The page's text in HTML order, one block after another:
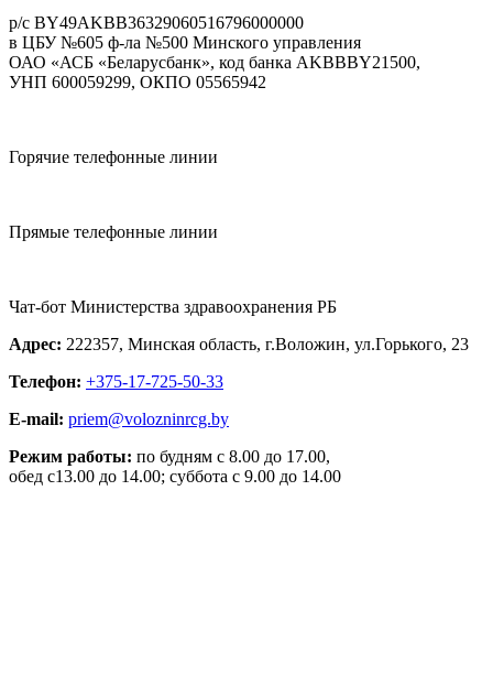
p/c BY49AKBB36329060516796000000
в ЦБУ №605 ф-ла №500 Минского управления
ОАО «АСБ «Беларусбанк», код банка AKBBBY21500,
УНП 600059299, ОКПО 05565942
Горячие телефонные линии
Прямые телефонные линии
Чат-бот Министерства здравоохранения РБ
Адрес: 222357, Минская область, г.Воложин, ул.Горького, 23
Телефон: +375-17-725-50-33
E-mail: priem@volozninrcg.by
Режим работы: по будням с 8.00 до 17.00,
обед с13.00 до 14.00; суббота с 9.00 до 14.00